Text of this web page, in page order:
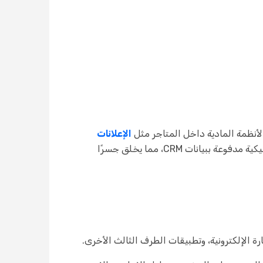
الإعلانات
. على سبيل المثال، يمكن لإعلانات Datallen الرقمية عرض عروض ترويجية ديناميكية مدفوعة ببيانات CRM، مما يخلق جسرًا